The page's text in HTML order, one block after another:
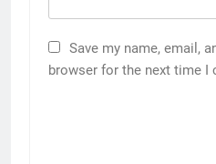
Save my name, email,
browser for the next time I